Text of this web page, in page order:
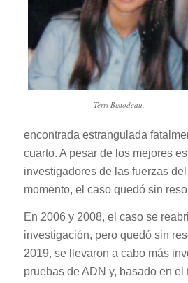
Terri Bistodeau.
encontrada estrangulada
cuarto. A pesar de los mejores
investigadores de las fuerzas
momento, el caso quedó sin
En 2006 y 2008, el caso se
investigación, pero quedó sin
2019, se llevaron a cabo más
pruebas de ADN y, basado en el